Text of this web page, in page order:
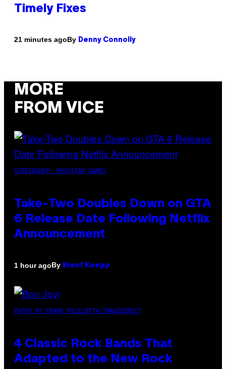
Timely Fixes
21 minutes agoBy Denny Connolly
MORE
FROM VICE
SCREENSHOT: ROCKSTAR GAMES
Take-Two Doubles Down on GTA
6 Release Date Following Netflix
Announcement
1 hour agoBy Brent Koepp
PHOTO BY FRANK MICELOTTA/IMAGEDIRECT
4 Classic Rock Bands That
Adapted to the New Rock